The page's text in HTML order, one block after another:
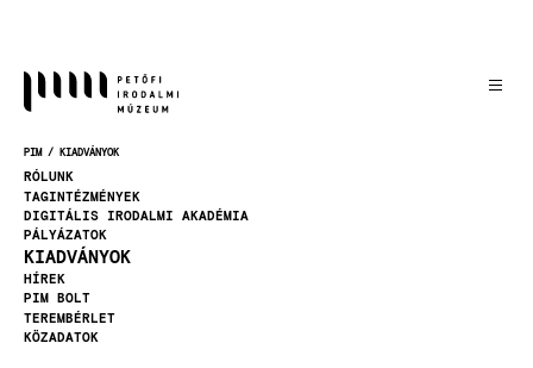
MORZSA
PIM KIADVÁNYOK
RÓLUNK
TAGINTÉZMÉNYEK
DIGITÁLIS IRODALMI AKADÉMIA
PÁLYÁZATOK
KIADVÁNYOK
HÍREK
PIM BOLT
TEREMBÉRLET
KÖZADATOK